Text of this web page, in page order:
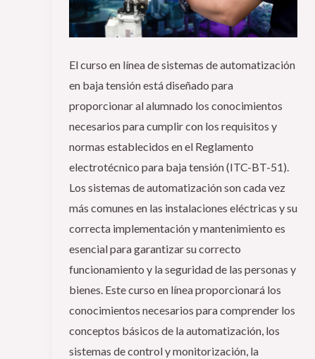
El curso en línea de sistemas de automatización
en baja tensión está diseñado para
proporcionar al alumnado los conocimientos
necesarios para cumplir con los requisitos y
normas establecidos en el Reglamento
electrotécnico para baja tensión (ITC-BT-51).
Los sistemas de automatización son cada vez
más comunes en las instalaciones eléctricas y su
correcta implementación y mantenimiento es
esencial para garantizar su correcto
funcionamiento y la seguridad de las personas y
bienes. Este curso en línea proporcionará los
conocimientos necesarios para comprender los
conceptos básicos de la automatización, los
sistemas de control y monitorización, la